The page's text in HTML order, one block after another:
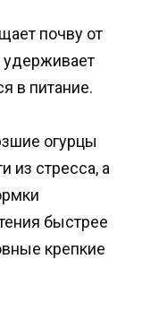
почву от
удерживает
в питание.
огурцы
из стресса, а
быстрее
крепкие